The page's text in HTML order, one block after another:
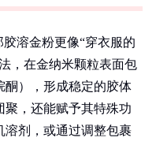
溶金粉更像“穿衣服的
，在金纳米颗粒表面包
酮），形成稳定的胶体
聚，还能赋予其特殊功
剂，或通过调整包裹